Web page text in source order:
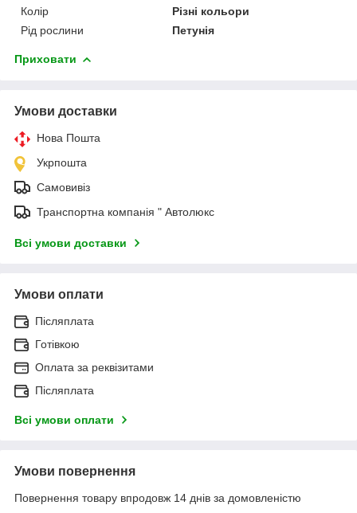
Колір
Різні кольори
Рід рослини
Петунія
Приховати
Умови доставки
Нова Пошта
Укрпошта
Самовивіз
Транспортна компанія " Автолюкс
Всі умови доставки
Умови оплати
Післяплата
Готівкою
Оплата за реквізитами
Післяплата
Всі умови оплати
Умови повернення
Повернення товару впродовж 14 днів за домовленістю